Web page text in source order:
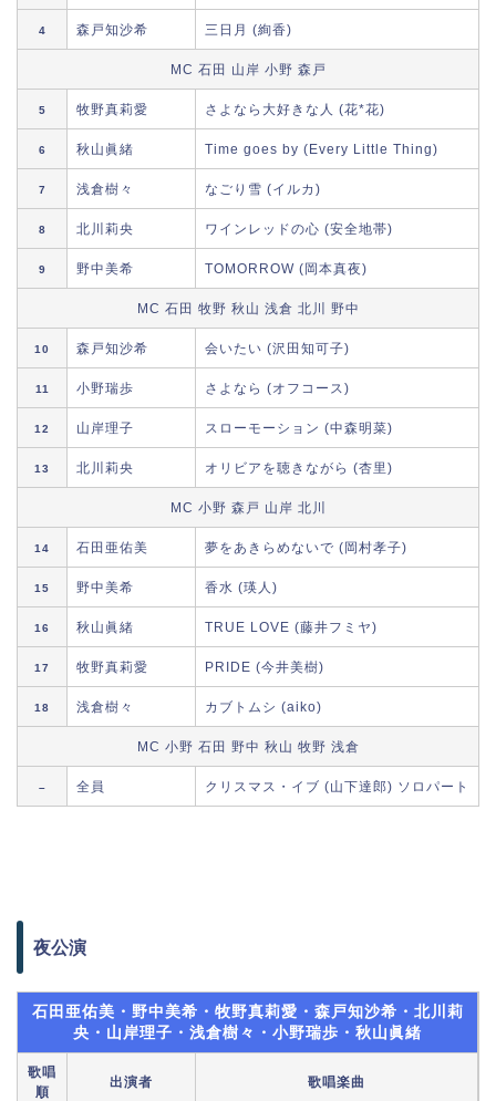
4 森戸知沙希 三日月 (絢香)
MC 石田 山岸 小野 森戸
5 牧野真莉愛 さよなら大好きな人 (花*花)
6 秋山眞緒 Time goes by (Every Little Thing)
7 浅倉樹々 なごり雪 (イルカ)
8 北川莉央 ワインレッドの心 (安全地帯)
9 野中美希 TOMORROW (岡本真夜)
MC 石田 牧野 秋山 浅倉 北川 野中
10 森戸知沙希 会いたい (沢田知可子)
11 小野瑞歩 さよなら (オフコース)
12 山岸理子 スローモーション (中森明菜)
13 北川莉央 オリビアを聴きながら (杏里)
MC 小野 森戸 山岸 北川
14 石田亜佑美 夢をあきらめないで (岡村孝子)
15 野中美希 香水 (瑛人)
16 秋山眞緒 TRUE LOVE (藤井フミヤ)
17 牧野真莉愛 PRIDE (今井美樹)
18 浅倉樹々 カブトムシ (aiko)
MC 小野 石田 野中 秋山 牧野 浅倉
– 全員 クリスマス・イブ (山下達郎) ソロパート
夜公演
石田亜佑美・野中美希・牧野真莉愛・森戸知沙希・北川莉
央・山岸理子・浅倉樹々・小野瑞歩・秋山眞緒
歌唱
順
出演者 歌唱楽曲